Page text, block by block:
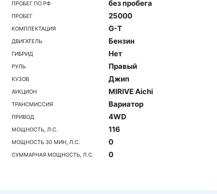
ПРОБЕГ ПО РФ без пробега
ПРОБЕГ 25000
КОМПЛЕКТАЦИЯ G-T
ДВИГАТЕЛЬ Бензин
ГИБРИД Нет
РУЛЬ Правый
КУЗОВ Джип
АУКЦИОН MIRIVE Aichi
ТРАНСМИССИЯ Вариатор
ПРИВОД 4WD
МОЩНОСТЬ, Л.С. 116
МОЩНОСТЬ 30 МИН, Л.С. 0
СУММАРНАЯ МОЩНОСТЬ, Л.С. 0